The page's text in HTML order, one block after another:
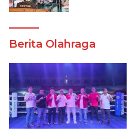
Berita Olahraga